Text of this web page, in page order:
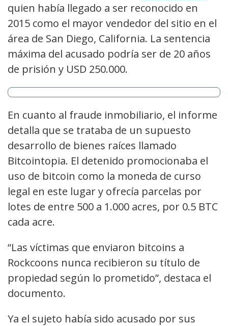
quien había llegado a ser reconocido en
2015 como el mayor vendedor del sitio en el
área de San Diego, California. La sentencia
máxima del acusado podría ser de 20 años
de prisión y USD 250.000.
En cuanto al fraude inmobiliario, el informe
detalla que se trataba de un supuesto
desarrollo de bienes raíces llamado
Bitcointopia. El detenido promocionaba el
uso de bitcoin como la moneda de curso
legal en este lugar y ofrecía parcelas por
lotes de entre 500 a 1.000 acres, por 0.5 BTC
cada acre.
“Las víctimas que enviaron bitcoins a
Rockcoons nunca recibieron su título de
propiedad según lo prometido”, destaca el
documento.
Ya el sujeto había sido acusado por sus